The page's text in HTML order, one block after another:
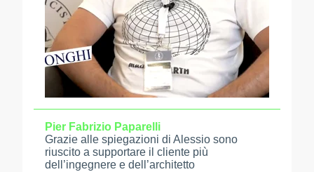
Pier Fabrizio Paparelli
Grazie alle spiegazioni di Alessio sono
riuscito a supportare il cliente più
dell’ingegnere e dell’architetto